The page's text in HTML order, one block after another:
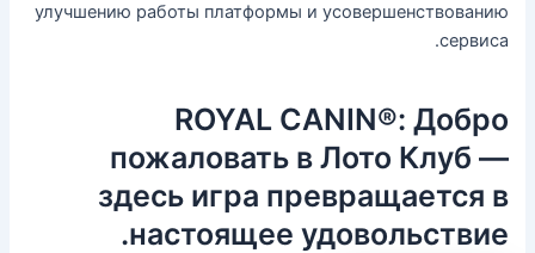
улучшению работы платформы и усовершенствованию
сервиса.
ROYAL CANIN®: Добро
пожаловать в Лото Клуб —
здесь игра превращается в
настоящее удовольствие.